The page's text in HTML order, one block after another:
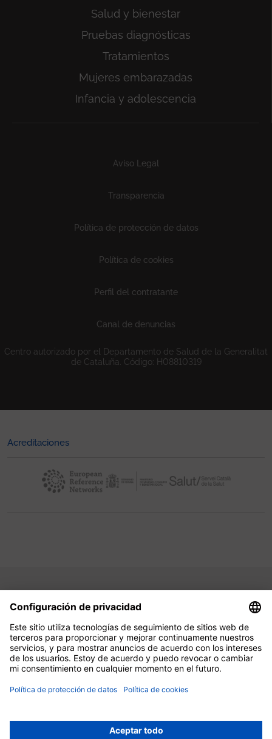
Salud y bienestar
Pruebas diagnósticas
Tratamientos
Mujeres embarazadas
Infancia y adolescencia
Aviso Legal
Transparencia
Política de protección de datos
Política de cookies
Perfil del contratante
Canal de denuncias
Centro autorizado por el Departamento de Salud de la Generalitat
de Cataluña. Código: H08810319
Acreditaciones